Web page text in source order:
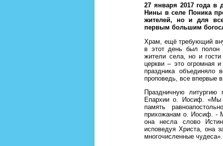
27 января 2017 года в
Нины в селе Поника
жителей, но и для
первым большим
Храм, ещё требующий
в этот день был полон
жители села, но и
церкви – это огромная
праздника объединяло
проповедь, все впервые
Праздничную литургию
Епархии о. Иосиф. «Мы
память
прихожанам о. Иосиф. -
она несла слово
исповедуя Христа, она
многочисленные чудеса».